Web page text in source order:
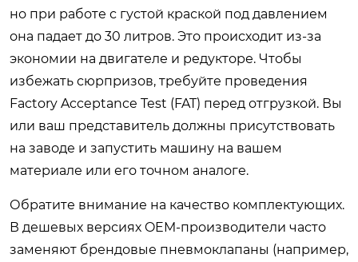
но при работе с густой краской под давлением
она падает до 30 литров. Это происходит из-за
экономии на двигателе и редукторе. Чтобы
избежать сюрпризов, требуйте проведения
Factory Acceptance Test (FAT) перед отгрузкой. Вы
или ваш представитель должны присутствовать
на заводе и запустить машину на вашем
материале или его точном аналоге.
Обратите внимание на качество комплектующих.
В дешевых версиях OEM-производители часто
заменяют брендовые пневмоклапаны (например,